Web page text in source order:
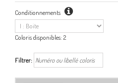
Conditionnements
Coloris disponibles: 2
Filtrer: